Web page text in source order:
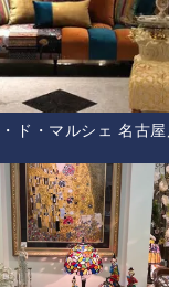
ド・マルシェ 名古屋